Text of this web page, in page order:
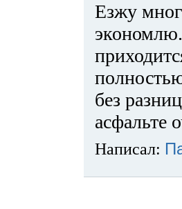
Езжу
без
асфальте
Написал: